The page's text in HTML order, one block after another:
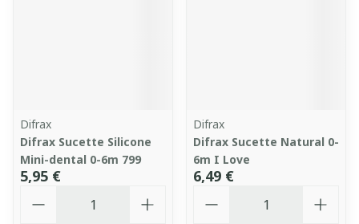
Difrax
Difrax Sucette Silicone
Mini-dental 0-6m 799
5,95 €
Difrax
Difrax Sucette Natural 0-
6m I Love
6,49 €